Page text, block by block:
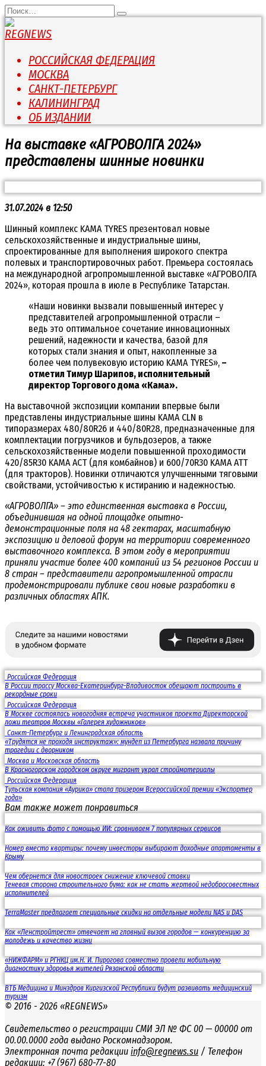
Перейти
к
содержанию
Search
for:
РОССИЙСКАЯ ФЕДЕРАЦИЯ
МОСКВА
САНКТ-ПЕТЕРБУРГ
КАЛИНИНГРАД
ОБ ИЗДАНИИ
На выставке «АГРОВОЛГА 2024»
представлены шинные новинки
31.07.2024 в 12:50
Шинный комплекс KAMA TYRES презентовал новые
сельскохозяйственные и индустриальные шины,
спроектированные для выполнения широкого спектра
полевых и транспортировочных работ. Премьера состоялась
на международной агропромышленной выставке «АГРОВОЛГА
2024», которая прошла в июле в Республике Татарстан.
«Наши новинки вызвали повышенный интерес у
представителей агропромышленной отрасли –
ведь это оптимальное сочетание инновационных
решений, надежности и качества, базой для
которых стали знания и опыт, накопленные за
более чем полувековую историю KAMA TYRES», –
отметил Тимур Шарипов, исполнительный
директор Торгового дома «Кама».
На выставочной экспозиции компании впервые были
представлены индустриальные шины KAMA CLN в
типоразмерах 480/80R26 и 440/80R28, предназначенные для
комплектации погрузчиков и бульдозеров, а также
сельскохозяйственные модели повышенной проходимости
420/85R30 KAMA ACT (для комбайнов) и 600/70R30 KAMA ATT
(для тракторов). Новинки отличаются улучшенными тяговыми
свойствами, устойчивостью к истиранию и надежностью.
«АГРОВОЛГА» – это единственная выставка в России,
объединившая на одной площадке опытно-
демонстрационные поля на 48 гектарах, масштабную
экспозицию и деловой форум на территории современного
выставочного комплекса. В этом году в мероприятии
приняли участие более 400 компаний из 54 регионов России и
8 стран – представители агропромышленной отрасли
продемонстрировали публике свои новые разработки в
различных областях АПК.
Российская Федерация
В России трассу Москва-Екатеринбург-Владивосток обещают построить в
рекордные сроки
Российская Федерация
В Москве состоялась новогодняя встреча участников проекта Директорской
ложи театров Москвы «Галерея художников»
Санкт-Петербург и Ленинградская область
«Трудятся не проходя инструктаж»: мундеп из Петербурга назвала причину
трагедии с дворником
Москва и Московская область
В Красногорском городском округе мигрант украл стройматериалы
Российская Федерация
Тульская компания «Аурика» стала призером Всероссийской премии «Экспортер
года»
Вам также может понравиться
Как оживить фото с помощью ИИ: сравниваем 7 популярных сервисов
Номер вместо квартиры: почему инвесторы выбирают доходные апартаменты в
Крыму
Чем обернется для новостроек снижение ключевой ставки
Теневая сторона строительного бума: как не стать жертвой недобросовестных
исполнителей
TerraMaster предлагает специальные скидки на отдельные модели NAS и DAS
Как «Ленстройтрест» отвечает на главный вызов городов — конкуренцию за
молодежь и качество жизни
«НИЖФАРМ» и РГНКЦ им.Н. И. Пирогова совместно провели мобильную
диагностику здоровья жителей Рязанской области
ВТБ Медицина и Минздрав Киргизской Республики будут развивать медицинский
туризм
© 2016 - 2026 «REGNEWS»
Свидетельство о регистрации СМИ ЭЛ № ФС 00 — 00000 от
00.00.0000 года выдано Роскомнадзором.
Электронная почта редакции info@regnews.su / Телефон
редакции: +7 (967) 680-77-80